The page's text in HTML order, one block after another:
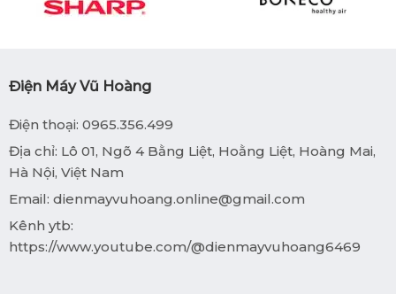
Điện Máy Vũ Hoàng
Điện thoại: 0965.356.499
Địa chỉ: Lô 01, Ngõ 4 Bằng Liệt, Hoằng Liệt, Hoàng Mai,
Hà Nội, Việt Nam
Email: dienmayvuhoang.online@gmail.com
Kênh ytb:
https://www.youtube.com/@dienmayvuhoang6469